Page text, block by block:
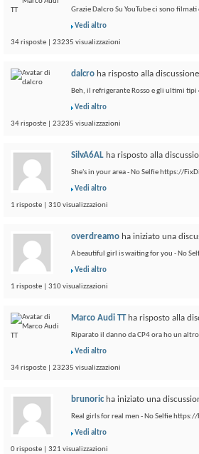
Grazie Dalcro Su YouTube ci sono
Vedi altro
34 risposte | 23235 visualizzazioni
dalcro ha risposto alla discussione
Beh, il refrigerante Rosso e gli ultimi
Vedi altro
34 risposte | 23235 visualizzazioni
SilvA6AL ha risposto alla
She's in your area - No Selfie https://
Vedi altro
1 risposte | 310 visualizzazioni
overdreamo ha iniziato una
A beautiful girl is waiting for you - No
Vedi altro
1 risposte | 310 visualizzazioni
Marco Audi TTha risposto alla
Riparato il danno da CP4 ora ho un
Vedi altro
34 risposte | 23235 visualizzazioni
brunoric ha iniziato una
Real girls for real men - No Selfie
Vedi altro
0 risposte | 321 visualizzazioni